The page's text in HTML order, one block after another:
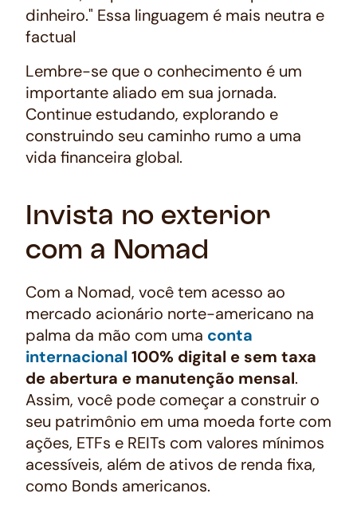
dinheiro." Essa linguagem é mais neutra e
factual
Lembre-se que o conhecimento é um
importante aliado em sua jornada.
Continue estudando, explorando e
construindo seu caminho rumo a uma
vida financeira global.
Invista no exterior
com a Nomad
Com a Nomad, você tem acesso ao
mercado acionário norte-americano na
palma da mão com uma conta
internacional 100% digital e sem taxa
de abertura e manutenção mensal.
Assim, você pode começar a construir o
seu patrimônio em uma moeda forte com
ações, ETFs e REITs com valores mínimos
acessíveis, além de ativos de renda fixa,
como Bonds americanos.